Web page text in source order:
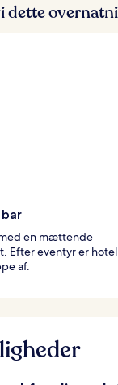
dette
en mættende
Efter eventyr er
af.